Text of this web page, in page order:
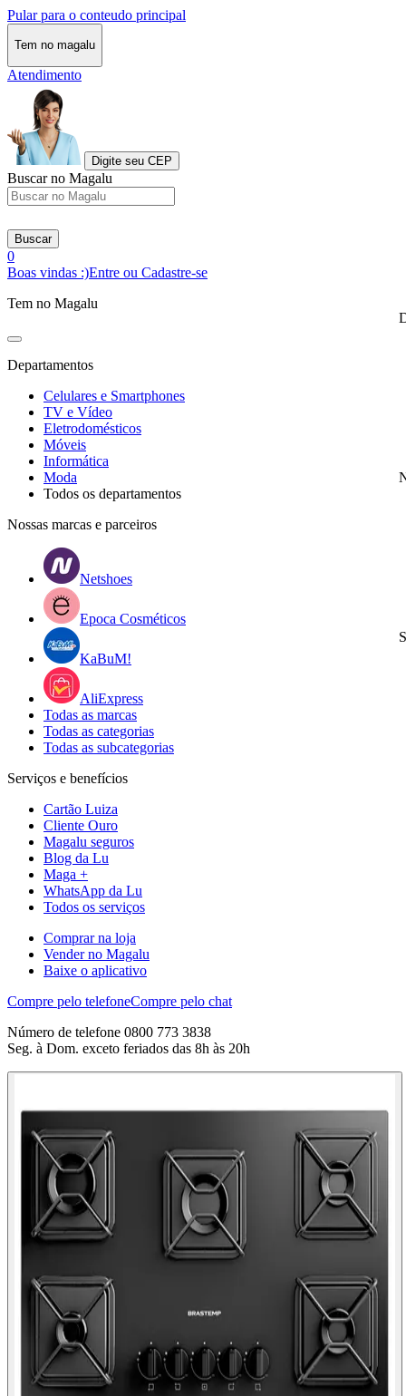
Pular para o conteudo principal
Tem no magalu
Atendimento
Digite seu CEP
Buscar no Magalu
Buscar
0
Boas vindas :)Entre ou Cadastre-se
Tem no Magalu
Departamentos
Celulares e Smartphones
TV e Vídeo
Eletrodomésticos
Móveis
Informática
Moda
Todos os departamentos
Nossas marcas e parceiros
Netshoes
Epoca Cosméticos
KaBuM!
AliExpress
Todas as marcas
Todas as categorias
Todas as subcategorias
Serviços e benefícios
Cartão Luiza
Cliente Ouro
Magalu seguros
Blog da Lu
Maga +
WhatsApp da Lu
Todos os serviços
Comprar na loja
Vender no Magalu
Baixe o aplicativo
Compre pelo telefoneCompre pelo chat
Número de telefone 0800 773 3838
Seg. à Dom. exceto feriados das 8h às 20h